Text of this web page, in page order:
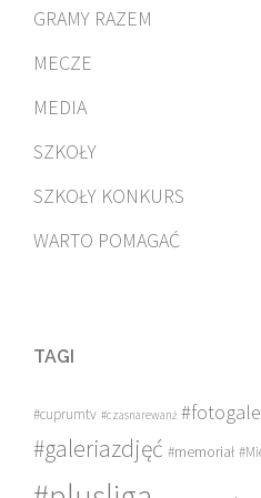
GRAMY RAZEM
MECZE
MEDIA
SZKOŁY
SZKOŁY KONKURS
WARTO POMAGAĆ
TAGI
#cuprumtv #czasnarewanż
#galeriazdjęć #memoriał